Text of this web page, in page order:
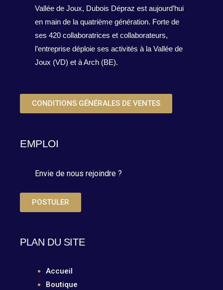
Vallée de Joux, Dubois Dépraz est aujourd’hui
en main de la quatrième génération. Forte de
ses 420 collaboratrices et collaborateurs,
l’entreprise déploie ses activités à la Vallée de
Joux (VD) et à Arch (BE).
CONDITIONS GÉNÉRALES DE VENTES
EMPLOI
Envie de nous rejoindre ?
POSTULER
PLAN DU SITE
Accueil
Boutique